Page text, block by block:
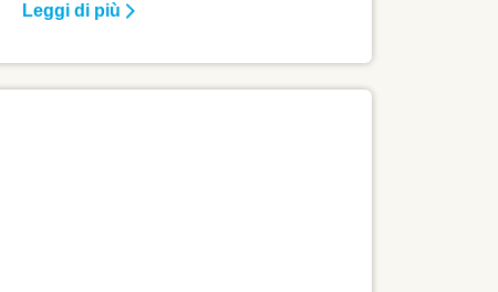
al 1° gennaio 2023, mentre gli
Leggi di più